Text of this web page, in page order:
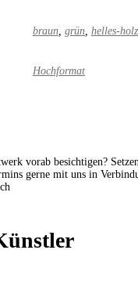
braun grün helles-holz
Hochformat
vorab besichtigen?
gerne mit uns in